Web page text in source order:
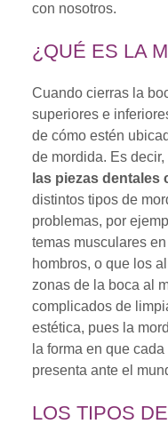
con nosotros.
¿QUÉ ES LA
Cuando cierras la
superiores e
de cómo estén
de mordida. Es decir,
las piezas dentales
distintos tipos de
problemas, por
temas musculares
hombros, o que los
zonas de la boca al
complicados de
estética, pues la
la forma en que
presenta ante el
LOS TIPOS